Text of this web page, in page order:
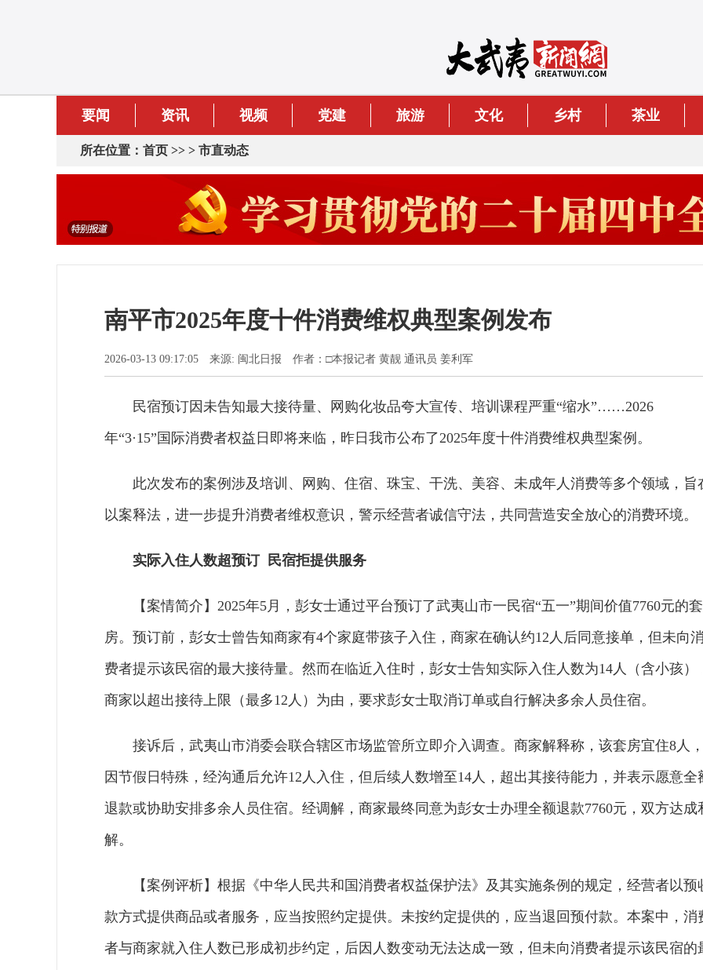
要闻 资讯 视频 党建 旅游 文化 乡村 茶业
所在位置： 首页 >> > 市直动态
南平市2025年度十件消费维权典型案例发布
2026-03-13 09:17:05 来源: 闽北日报 作者：□本报记者 黄靓 通讯员 姜利军
民宿预订因未告知最大接待量、网购化妆品夸大宣传、培训课程严重“缩水”……2026
年“3·15”国际消费者权益日即将来临，昨日我市公布了2025年度十件消费维权典型案例。
此次发布的案例涉及培训、网购、住宿、珠宝、干洗、美容、未成年人消费等多个领域，旨
以案释法，进一步提升消费者维权意识，警示经营者诚信守法，共同营造安全放心的消费环境。
实际入住人数超预订 民宿拒提供服务
【案情简介】2025年5月，彭女士通过平台预订了武夷山市一民宿“五一”期间价值7760元的套
房。预订前，彭女士曾告知商家有4个家庭带孩子入住，商家在确认约12人后同意接单，但未向消
费者提示该民宿的最大接待量。然而在临近入住时，彭女士告知实际入住人数为14人（含小孩）
商家以超出接待上限（最多12人）为由，要求彭女士取消订单或自行解决多余人员住宿。
接诉后，武夷山市消委会联合辖区市场监管所立即介入调查。商家解释称，该套房宜住8人，
因节假日特殊，经沟通后允许12人入住，但后续人数增至14人，超出其接待能力，并表示愿意全
退款或协助安排多余人员住宿。经调解，商家最终同意为彭女士办理全额退款7760元，双方达成
解。
【案例评析】根据《中华人民共和国消费者权益保护法》及其实施条例的规定，经营者以预
款方式提供商品或者服务，应当按照约定提供。未按约定提供的，应当退回预付款。本案中，消
者与商家就入住人数已形成初步约定，后因人数变动无法达成一致，但未向消费者提示该民宿的